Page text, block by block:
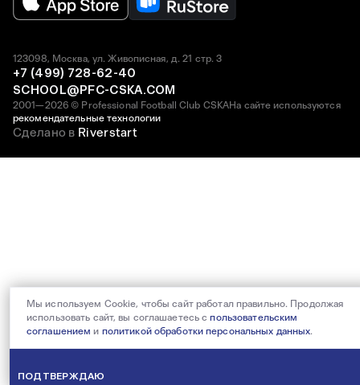
2001—2026 © Professional Football Club CSKAНа сайте используются
рекомендательные технологии
123098, Москва, ул. Живописная, д. 21 стр. 3
+7 (499) 728-62-40
SCHOOL@PFC-CSKA.COM
Сделано в Riverstart
Мы используем Cookie, чтобы сайт работал правильно. Продолжая
использовать сайт, вы соглашаетесь спользовательским
соглашением и политикой обработки персональных данных.
ПОДТВЕРЖДАЮ